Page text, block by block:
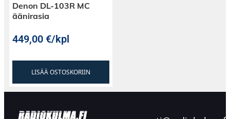
Denon DL-103R MC
äänirasia
449,00€/kpl
LISÄÄ OSTOSKORIIN